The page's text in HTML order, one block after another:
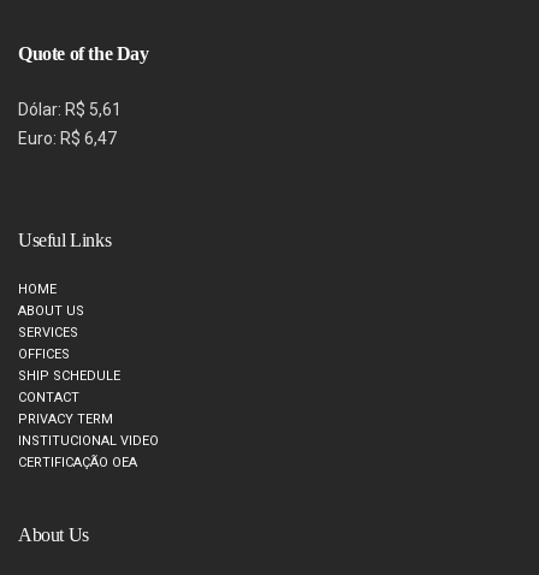
Quote of the Day
Dólar: R$ 5,61
Euro: R$ 6,47
Useful Links
HOME
ABOUT US
SERVICES
OFFICES
SHIP SCHEDULE
CONTACT
PRIVACY TERM
INSTITUCIONAL VIDEO
CERTIFICAÇÃO OEA
About Us